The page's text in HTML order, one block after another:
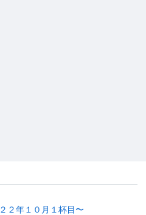
２年１０月１杯目〜